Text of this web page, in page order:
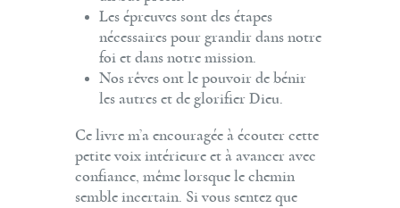
Les épreuves sont des étapes
nécessaires pour grandir dans notre
foi et dans notre mission.
Nos rêves ont le pouvoir de bénir
les autres et de glorifier Dieu.
Ce livre m’a encouragée à écouter cette
petite voix intérieure et à avancer avec
confiance, même lorsque le chemin
semble incertain. Si vous sentez que